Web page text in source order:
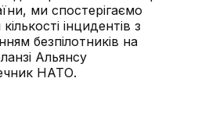
ми спостерігаємо
інцидентів з
безпілотників на
Альянсу
НАТО.